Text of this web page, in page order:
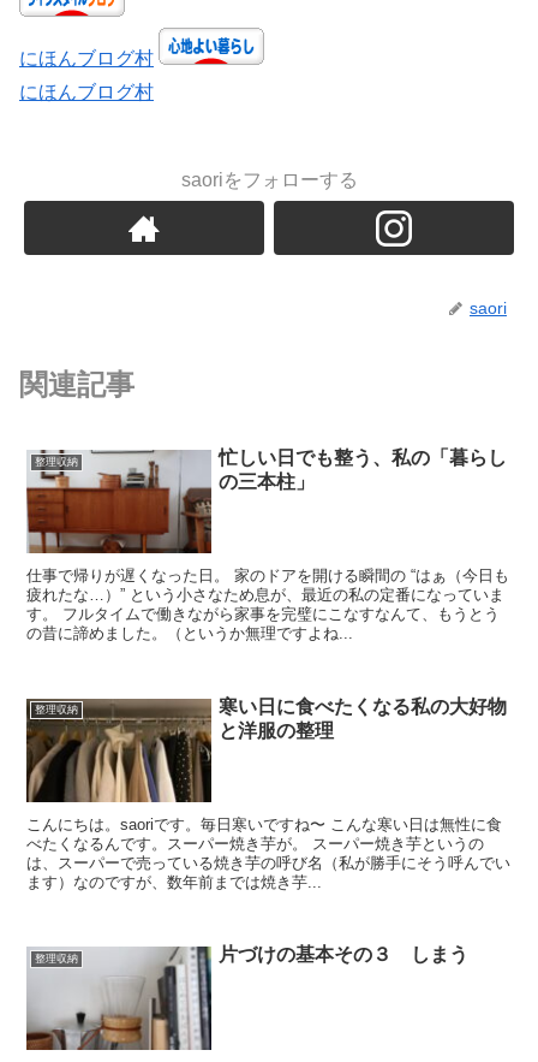
にほんブログ村
にほんブログ村
saoriをフォローする
saori
関連記事
整理収納
忙しい日でも整う、私の「暮らし
の三本柱」
仕事で帰りが遅くなった日。 家のドアを開ける瞬間の “はぁ（今日も
疲れたな…）” という小さなため息が、最近の私の定番になっていま
す。 フルタイムで働きながら家事を完璧にこなすなんて、もうとう
の昔に諦めました。（というか無理ですよね...
整理収納
寒い日に食べたくなる私の大好物
と洋服の整理
こんにちは。saoriです。毎日寒いですね〜 こんな寒い日は無性に食
べたくなるんです。スーパー焼き芋が。 スーパー焼き芋というの
は、スーパーで売っている焼き芋の呼び名（私が勝手にそう呼んでい
ます）なのですが、数年前までは焼き芋...
整理収納 片づけの基本その３ しまう